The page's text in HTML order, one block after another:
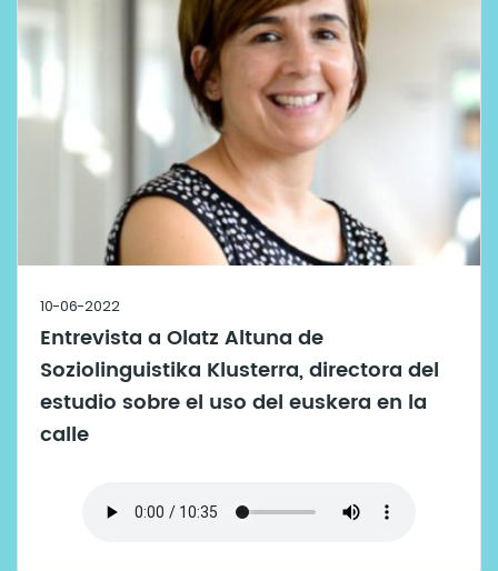
10-06-2022
Entrevista a Olatz Altuna de
Soziolinguistika Klusterra, directora del
estudio sobre el uso del euskera en la
calle